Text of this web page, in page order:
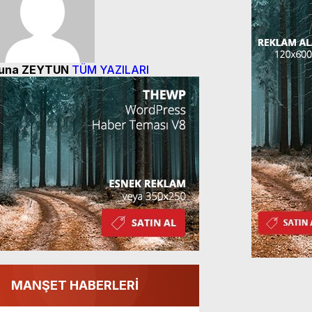
ZEYTUN TÜM YAZILARI
MANŞET HABERLERİ